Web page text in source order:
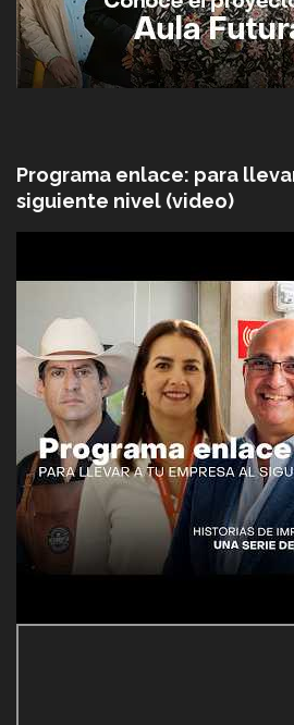
Programa enlace: para
siguiente nivel (video)